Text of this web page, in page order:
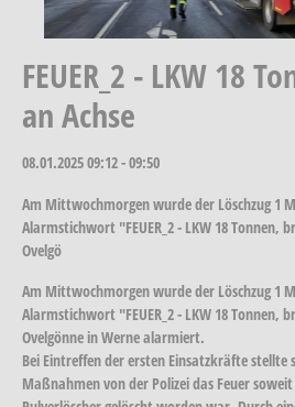
FEUER_2 - LKW 18
an Achse
08.01.202509:12 - 09:50
Am Mittwochmorgen wurde der Löschzug 1
Alarmstichwort "FEUER_2 - LKW 18 Tonnen,
Ovelgö
Am Mittwochmorgen wurde der Löschzug 1
Alarmstichwort "FEUER_2 - LKW 18 Tonnen,
Ovelgönne in Werne alarmiert.
Bei Eintreffen der ersten Einsatzkräfte stellte
Maßnahmen von der Polizei das Feuer